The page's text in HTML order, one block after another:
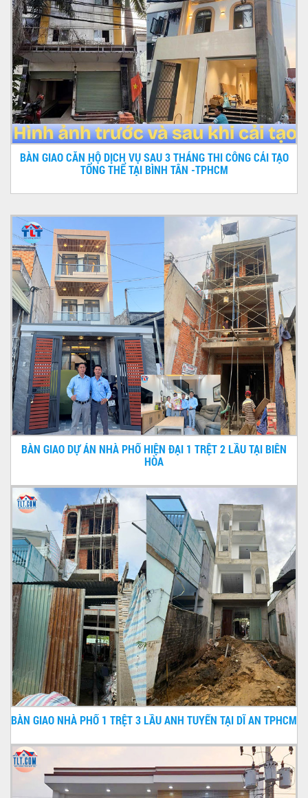
BÀN GIAO CĂN HỘ DỊCH VỤ SAU 3 THÁNG THI CÔNG CẢI TẠO
TỔNG THỂ TẠI BÌNH TÂN -TPHCM
BÀN GIAO DỰ ÁN NHÀ PHỐ HIỆN ĐẠI 1 TRỆT 2 LẦU TẠI BIÊN
HÒA
BÀN GIAO NHÀ PHỐ 1 TRỆT 3 LẦU ANH TUYẾN TẠI DĨ AN TPHCM